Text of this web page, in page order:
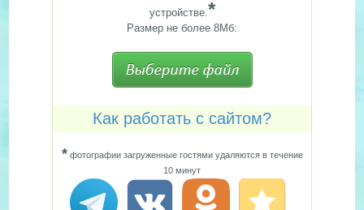
устройстве.*
Размер не более 8Мб:
Как работать с сайтом?
*фотографии загруженные гостями удаляются в течение
10 минут